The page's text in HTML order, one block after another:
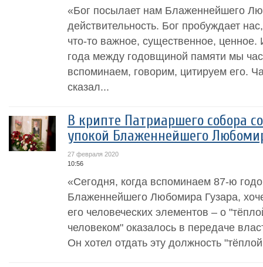
«Бог посылает нам Блаженнейшего
действительность. Бог пробуждает
что-то важное, существенное, ценное.
года между годовщиной памяти мы
вспоминаем, говорим, цитируем его.
сказал...
В крипте Патриаршего собора
упокой Блаженнейшего
27 февраля 2020
10:56
«Сегодня, когда вспоминаем 87-ю
Блаженнейшего Любомира Гузара,
его человеческих элементов – о
человеком" оказалось в передаче
Он хотел отдать эту должность